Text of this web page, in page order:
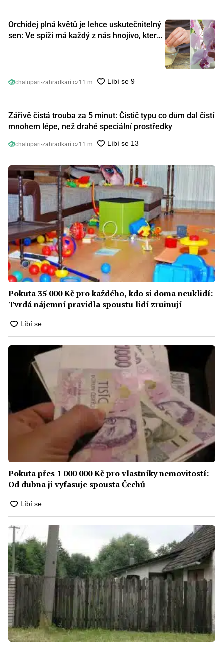
Orchidej plná květů je lehce uskutečnitelný
sen: Ve spíži má každý z nás hnojivo, které
chalupari-zahradkari.cz11 m
Zářivě čistá trouba za 5 minut: Čistič typu co dům dal čistí
mnohem lépe, než drahé speciální prostředky
chalupari-zahradkari.cz11 m
Pokuta 35 000 Kč pro každého, kdo si doma neuklidí:
Tvrdá nájemní pravidla spoustu lidí zruinují
Pokuta přes 1 000 000 Kč pro vlastníky nemovitostí:
Od dubna ji vyfasuje spousta Čechů